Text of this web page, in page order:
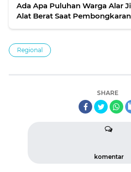
Ada Apa Puluhan Warga Alar
Alat Berat Saat
Regional
SHARE
komentar